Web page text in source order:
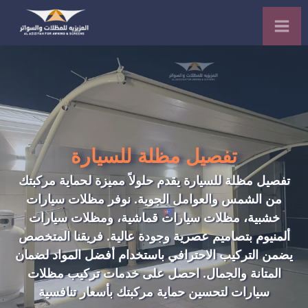
تفصيل مظلة للسيارة
تفصيل مظلة للسيارةيقدمحلولاً مميزة لحماية مركبتك
من الشمس والعوامل الجوية.نوفر مظلات سيارات
خشبية، مظلات سياراتقماشية، ومظلات سيارات
ألمنيوم بتصاميم عصريةوجودة عالية. فريقنا المتخصص
يضمن التركيب الاحترافي باستخدام أفضل المواد لضمان
المتانة والجمال. احصل علىخدماتتركيب مظلات
سيارات لتحسين حماية مركبتك بأسعار تنافسية